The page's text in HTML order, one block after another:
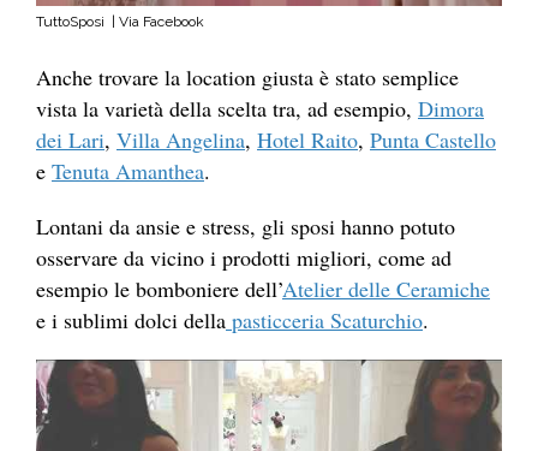
TuttoSposi | Via Facebook
Anche trovare la location giusta è stato semplice
vista la varietà della scelta tra, ad esempio, Dimora
dei Lari, Villa Angelina, Hotel Raito, Punta Castello
e Tenuta Amanthea.
Lontani da ansie e stress, gli sposi hanno potuto
osservare da vicino i prodotti migliori, come ad
esempio le bomboniere dell’Atelier delle Ceramiche
e i sublimi dolci della pasticceria Scaturchio.